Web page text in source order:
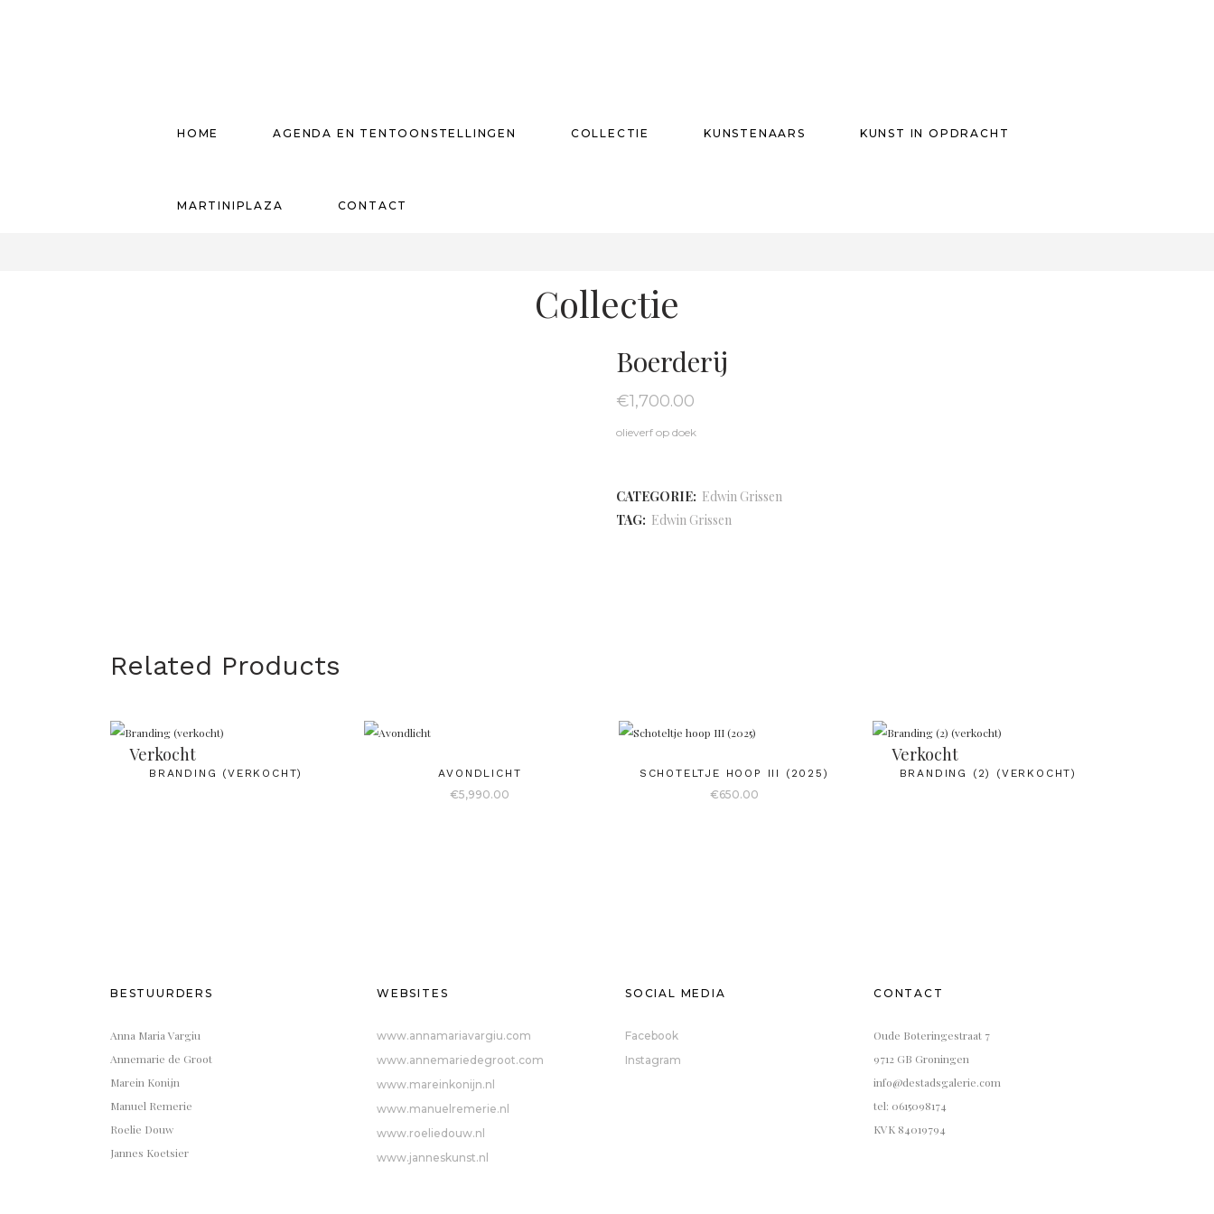
HOME AGENDA EN TENTOONSTELLINGEN COLLECTIE KUNSTENAARS KUNST IN OPDRACHT
MARTINIPLAZA CONTACT
Collectie
Boerderij
€1,700.00
olieverf op doek
CATEGORIE: Edwin Grissen
TAG: Edwin Grissen
Related Products
Verkocht
BRANDING (VERKOCHT) AVONDLICHT
€5,990.00
SCHOTELTJE HOOP III (2025)
€650.00
Verkocht
BRANDING (2) (VERKOCHT)
BESTUURDERS
Anna Maria Vargiu
Annemarie de Groot
Marein Konijn
Manuel Remerie
Roelie Douw
Jannes Koetsier
WEBSITES
www.annamariavargiu.com
www.annemariedegroot.com
www.mareinkonijn.nl
www.manuelremerie.nl
www.roeliedouw.nl
www.janneskunst.nl
SOCIAL MEDIA
Facebook
Instagram
CONTACT
Oude Boteringestraat 7
9712 GB Groningen
info@destadsgalerie.com
tel: 0615098174
KVK 84019794